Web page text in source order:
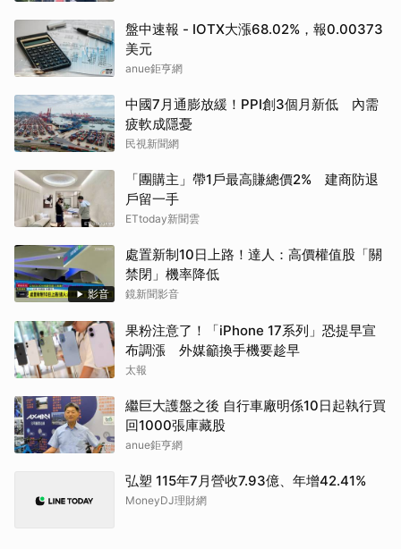
盤中速報 - IOTX大漲68.02%，報0.00373
美元
anue鉅亨網
中國7月通膨放緩！PPI創3個月新低 內需
疲軟成隱憂
民視新聞網
「團購主」帶1戶最高賺總價2% 建商防退
戶留一手
ETtoday新聞雲
影音
處置新制10日上路！達人：高價權值股「關
禁閉」機率降低
鏡新聞影音
果粉注意了！「iPhone 17系列」恐提早宣
布調漲 外媒籲換手機要趁早
太報
繼巨大護盤之後 自行車廠明係10日起執行買
回1000張庫藏股
anue鉅亨網
弘塑 115年7月營收7.93億、年增42.41%
MoneyDJ理財網